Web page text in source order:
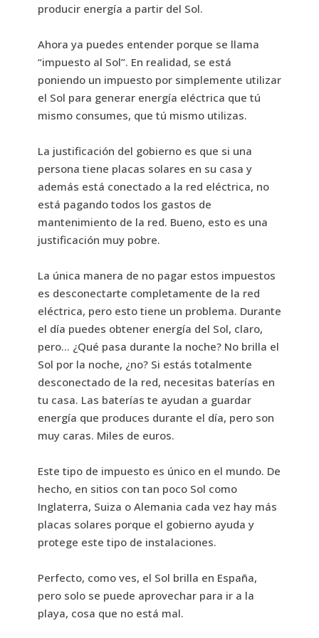
producir energía a partir del Sol.
Ahora ya puedes entender porque se llama
“impuesto al Sol”. En realidad, se está
poniendo un impuesto por simplemente utilizar
el Sol para generar energía eléctrica que tú
mismo consumes, que tú mismo utilizas.
La justificación del gobierno es que si una
persona tiene placas solares en su casa y
además está conectado a la red eléctrica, no
está pagando todos los gastos de
mantenimiento de la red. Bueno, esto es una
justificación muy pobre.
La única manera de no pagar estos impuestos
es desconectarte completamente de la red
eléctrica, pero esto tiene un problema. Durante
el día puedes obtener energía del Sol, claro,
pero… ¿Qué pasa durante la noche? No brilla el
Sol por la noche, ¿no? Si estás totalmente
desconectado de la red, necesitas baterías en
tu casa. Las baterías te ayudan a guardar
energía que produces durante el día, pero son
muy caras. Miles de euros.
Este tipo de impuesto es único en el mundo. De
hecho, en sitios con tan poco Sol como
Inglaterra, Suiza o Alemania cada vez hay más
placas solares porque el gobierno ayuda y
protege este tipo de instalaciones.
Perfecto, como ves, el Sol brilla en España,
pero solo se puede aprovechar para ir a la
playa, cosa que no está mal.